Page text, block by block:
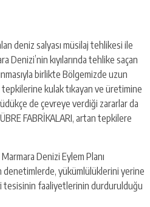
deniz salyası müsilaj tehlikesi ile
Denizi’nin kıyılarında tehlike saçan
birlikte Bölgemizde uzun
tepkilerine kulak tıkayan ve üretimine
de çevreye verdiği zararlar da
FABRİKALARI, artan tepkilere
Denizi Eylem Planı
denetimlerde, yükümlülüklerini yerine
faaliyetlerinin durdurulduğu